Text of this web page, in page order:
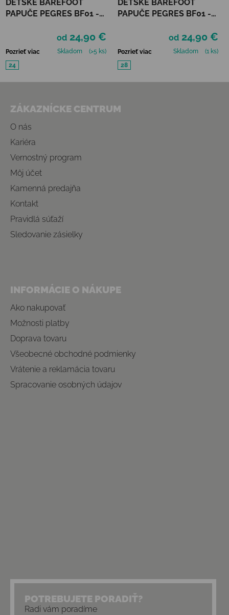
DETSKÉ BAREFOOT
PAPUČE PEGRES BF01 -
od 24,90 €
Pozrieť viac Skladom
(>5 ks)
24
DETSKÉ BAREFOOT
PAPUČE PEGRES BF01 -
od 24,90 €
Pozrieť viac Skladom
(1 ks)
28
ZÁKAZNÍCKE CENTRUM
O nás
Kariéra
Vernostný program
Môj účet
Kamenná predajňa
Kontakt
Pravidlá súťaží
Sledovanie zásielky
INFORMÁCIE O NÁKUPE
Ako nakupovať
Možnosti platby
Doprava tovaru
Všeobecné obchodné podmienky
Vrátenie a reklamácia tovaru
Spracovanie osobných údajov
POTREBUJETE PORADIŤ?
Radi vám poradíme